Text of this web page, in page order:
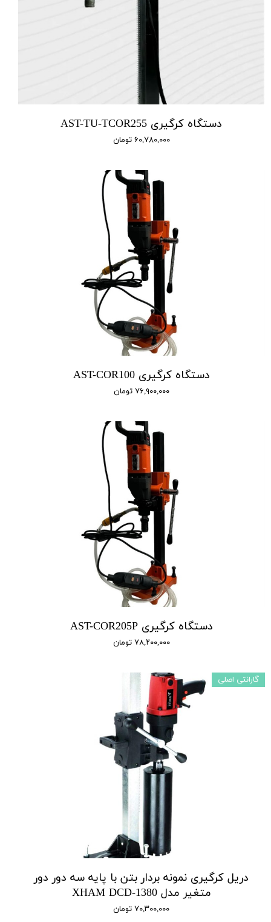
دستگاه کرگیری AST-TU-TCOR255
۶۰,۷۸۰,۰۰۰ تومان
دستگاه کرگیری AST-COR100
۷۶,۹۰۰,۰۰۰ تومان
دستگاه کرگیری AST-COR205P
۷۸,۲۰۰,۰۰۰ تومان
دریل کرگیری نمونه بردار بتن با پایه سه دور دور
متغیر مدل XHAM DCD-1380
۷۰,۳۰۰,۰۰۰ تومان
گارانتی اصلی